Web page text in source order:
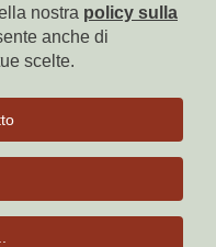
nostra policy sulla
anche di
scelte.